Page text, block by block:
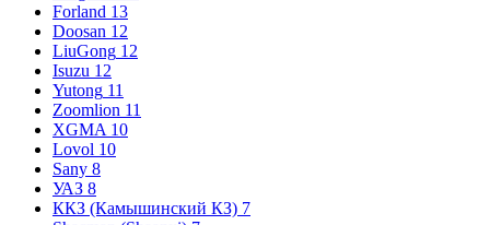
Forland 13
Doosan 12
LiuGong 12
Isuzu 12
Yutong 11
Zoomlion 11
XGMA 10
Lovol 10
Sany 8
УАЗ 8
ККЗ (Камышинский КЗ) 7